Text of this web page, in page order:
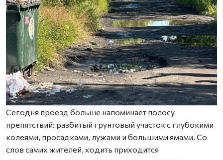
Сегодня проезд больше напоминает полосу
препятствий: разбитый грунтовый участок с глубокими
колеями, просадками, лужами и большими ямами. Со
слов самих жителей, ходить приходится